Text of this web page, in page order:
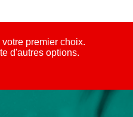
premier choix.
d'autres options.